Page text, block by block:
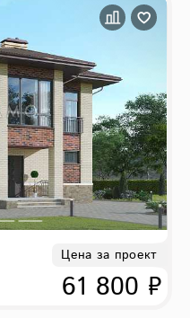
Цена за проект
61 800 ₽